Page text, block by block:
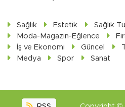
Sağlık Estetik
Sağlık
Moda-Magazin-Eğlence
İş ve Ekonomi
Güncel
Medya
Spor Sanat